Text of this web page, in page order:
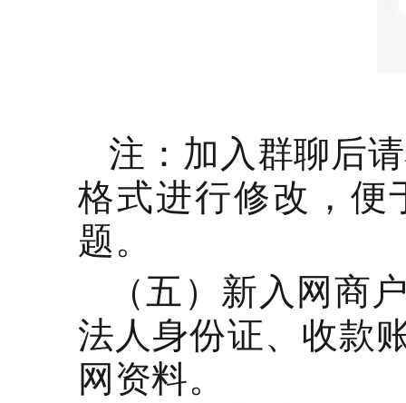
注：加入群聊后
格式进行修改，便
题。
（五）新入网商
法人身份证、收款
网资料。